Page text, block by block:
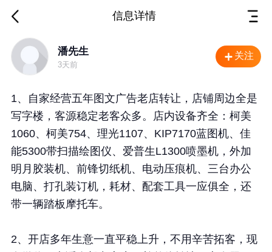
信息详情
重庆 江北 店面转让
潘先生
3天前
关注
1、自家经营五年图文广告老店转让，店铺周边全是
写字楼，客源稳定老客众多。店内设备齐全：柯美
1060、柯美754、理光1107、KIP7170蓝图机、佳
能5300带扫描绘图仪、爱普生L1300喷墨机，外加
明月胶装机、前锋切纸机、电动压痕机、三台办公
电脑、打孔装订机，耗材、配套工具一应俱全，还
带一辆踏板摩托车。
2、开店多年生意一直平稳上升，不用辛苦拓客，现